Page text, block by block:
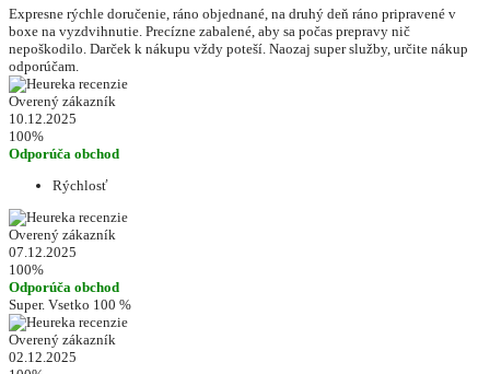
Expresne rýchle doručenie, ráno objednané, na druhý deň ráno pripravené v
boxe na vyzdvihnutie. Precízne zabalené, aby sa počas prepravy nič
nepoškodilo. Darček k nákupu vždy poteší. Naozaj super služby, určite nákup
odporúčam.
Overený zákazník
10.12.2025
100%
Odporúča obchod
Rýchlosť
Overený zákazník
07.12.2025
100%
Odporúča obchod
Super. Vsetko 100 %
Overený zákazník
02.12.2025